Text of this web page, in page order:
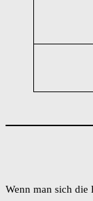
Wenn man sich die